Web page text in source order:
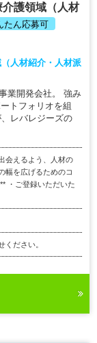
護領域（人材
たん応募可
人材紹介・人材派
業開発会社。 強み
トフォリオを組
レバレジーズの
会えるよう、人材の
幅を広げるためのコ
・ご登録いただいた
ださい。